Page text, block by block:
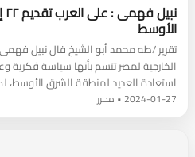
الأوسط
تقرير /طه محمد أبو الشيخ قال نبيل فهمى
الخارجية لمصر تتسم بأنها سياسة فكرية
استعادة العديد لمنطقة الشرق الأوسط،
2024-01-27 • محرر